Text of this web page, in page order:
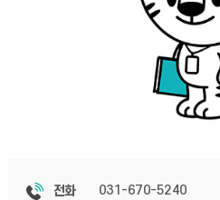
전화
031-670-5240